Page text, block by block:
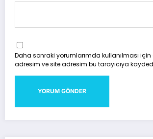
Daha sonraki yorumlarımda kullanılması
adresim ve site adresim bu tarayıcıya